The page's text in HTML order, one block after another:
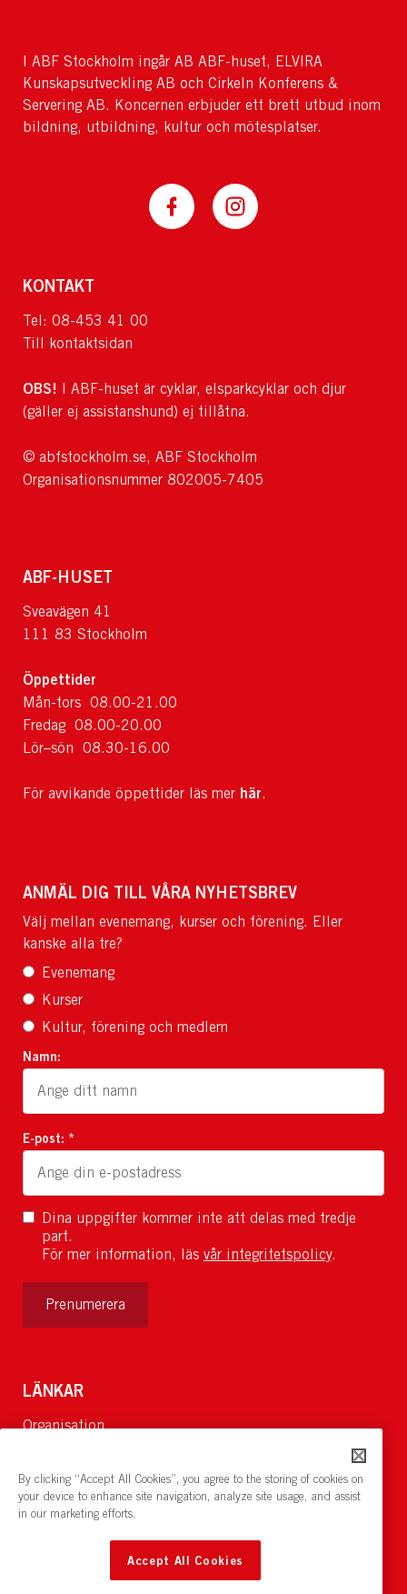
I ABF Stockholm ingår AB ABF-huset, ELVIRA
Kunskapsutveckling AB och Cirkeln Konferens &
Servering AB. Koncernen erbjuder ett brett utbud inom
bildning, utbildning, kultur och mötesplatser.
KONTAKT
Tel: 08-453 41 00
Till kontaktsidan
OBS!
I ABF-huset är cyklar, elsparkcyklar och djur
(gäller ej assistanshund) ej tillåtna.
© abfstockholm.se, ABF Stockholm
Organisationsnummer 802005-7405
ABF-HUSET
Sveavägen 41
111 83 Stockholm
Öppettider
Mån-tors 08.00-21.00
Fredag 08.00-20.00
Lör–sön 08.30-16.00
För avvikande öppettider läs mer här.
ANMÄL DIG TILL VÅRA NYHETSBREV
Välj mellan evenemang, kurser och förening. Eller
kanske alla tre?
Evenemang
Kurser
Kultur, förening och medlem
Namn:
E-post: *
Dina uppgifter kommer inte att delas med tredje
part.
För mer information, läs vår integritetspolicy.
Prenumerera
LÄNKAR
Organisation
Lediga jobb
Nyheter och pressrum
Restaurang och konferens: cirkelnstockholm.se
By clicking “Accept All Cookies”, you agree to the storing of cookies on
your device to enhance site navigation, analyze site usage, and assist
in our marketing efforts.
Accept All Cookies